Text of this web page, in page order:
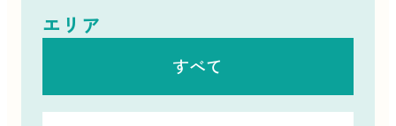
エリア
すべて